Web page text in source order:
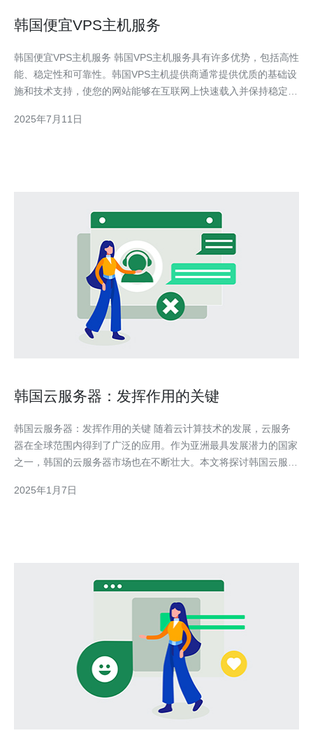
韩国便宜VPS主机服务
韩国便宜VPS主机服务 韩国VPS主机服务具有许多优势，包括高性
能、稳定性和可靠性。韩国VPS主机提供商通常提供优质的基础设
施和技术支持，使您的网站能够在互联网上快速载入并保持稳定运
低，但并不影响其性能和质量。韩国VPS主机提供商通常提供灵活
2025年7月11日
韩国云服务器：发挥作用的关键
韩国云服务器：发挥作用的关键 随着云计算技术的发展，云服务
器在全球范围内得到了广泛的应用。作为亚洲最具发展潜力的国家
之一，韩国的云服务器市场也在不断壮大。本文将探讨韩国云服务
作用的关键要素之一。云服务器作为一种基于虚拟化技术的服务，
2025年1月7日